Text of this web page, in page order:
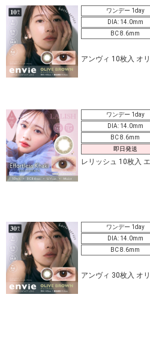
ワンデー 1day
DIA: 14.0mm
BC 8.6mm
アンヴィ 10枚入 オ
ワンデー 1day
DIA: 14.0mm
BC 8.6mm
即日発送
レリッシュ 10枚入
ワンデー 1day
DIA: 14.0mm
BC 8.6mm
アンヴィ 30枚入 オ